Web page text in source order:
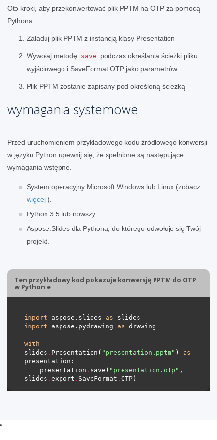
Oto kroki, aby przekonwertować plik PPTM na OTP za pomocą
Pythona.
Załaduj plik PPTM z instancją klasy Presentation
Wywołaj metodę save
podczas określania ścieżki pliku
wyjściowego i SaveFormat.OTP jako parametrów
Plik PPTM zostanie zapisany pod określoną ścieżką
wymagania systemowe
Przed uruchomieniem przykładowego kodu źródłowego konwersji
w języku Python upewnij się, że spełnione są następujące
wymagania wstępne.
System operacyjny Microsoft Windows lub Linux (zobacz
więcej ).
Python 3.5 lub nowszy
Aspose.Slides dla Pythona, do którego odwołuje się Twój
projekt.
Ten przykładowy kod pokazuje konwersję PPTM do OTP
w Pythonie
import aspose.slides as
import aspose.pydrawing as
with
slides . Presentation( "presentation.pptm" ) as
    presentation
. save( "presentation.otp" ,
slides . export . SaveFormat .